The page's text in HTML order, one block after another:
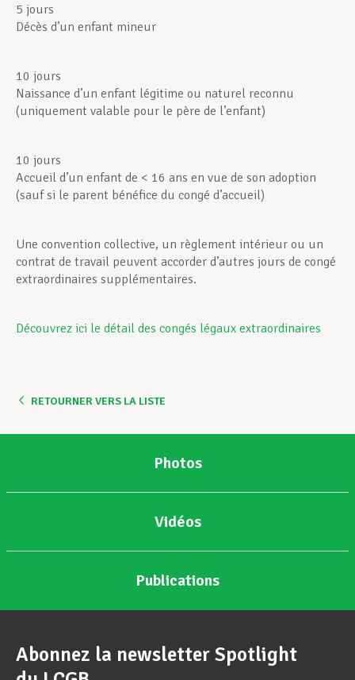
5 jours
Décès d’un enfant mineur
10 jours
Naissance d’un enfant légitime ou naturel reconnu
(uniquement valable pour le père de l’enfant)
10 jours
Accueil d’un enfant de < 16 ans en vue de son adoption
(sauf si le parent bénéfice du congé d’accueil)
Une convention collective, un règlement intérieur ou un
contrat de travail peuvent accorder d’autres jours de congé
extraordinaires supplémentaires.
Découvrez ici le détail des congés légaux extraordinaires
RETOURNER VERS LA LISTE
Photos
Vidéos
Publications
Abonnez la newsletter Spotlight